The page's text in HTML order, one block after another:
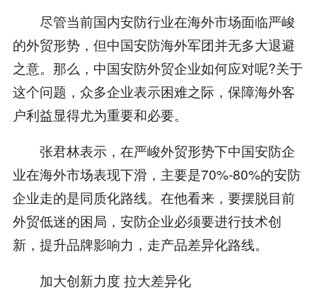
尽管当前国内安防行业在海外市场面临严峻
的外贸形势，但中国安防海外军团并无多大退避
之意。那么，中国安防外贸企业如何应对呢?关于
这个问题，众多企业表示困难之际，保障海外客
户利益显得尤为重要和必要。
张君林表示，在严峻外贸形势下中国安防企
业在海外市场表现下滑，主要是70%-80%的安防
企业走的是同质化路线。在他看来，要摆脱目前
外贸低迷的困局，安防企业必须要进行技术创
新，提升品牌影响力，走产品差异化路线。
加大创新力度 拉大差异化